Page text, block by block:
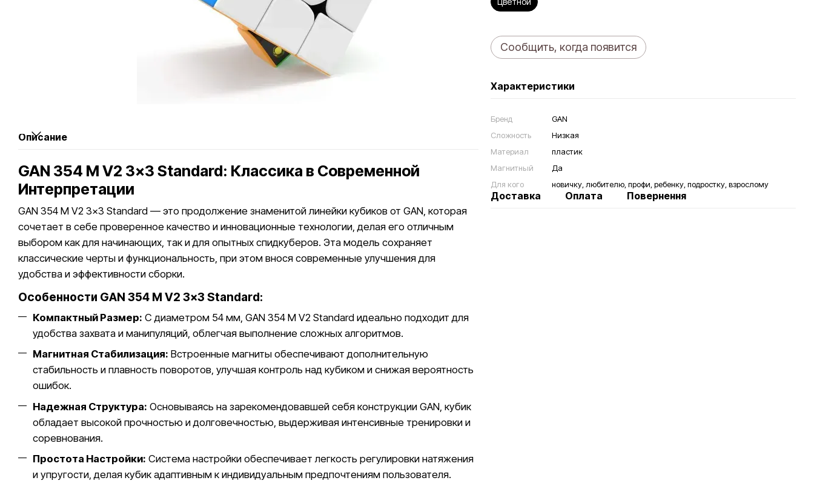
Описание
GAN 354 M V2 3x3 Standard: Классика в Современной
Интерпретации
GAN 354 M V2 3x3 Standard — это продолжение знаменитой линейки кубиков от GAN, которая
сочетает в себе проверенное качество и инновационные технологии, делая его отличным
выбором как для начинающих, так и для опытных спидкуберов. Эта модель сохраняет
классические черты и функциональность, при этом внося современные улучшения для
удобства и эффективности сборки.
Особенности GAN 354 M V2 3x3 Standard:
Компактный Размер: С диаметром 54 мм, GAN 354 M V2 Standard идеально подходит для
удобства захвата и манипуляций, облегчая выполнение сложных алгоритмов.
Магнитная Стабилизация: Встроенные магниты обеспечивают дополнительную
стабильность и плавность поворотов, улучшая контроль над кубиком и снижая вероятность
ошибок.
Надежная Структура: Основываясь на зарекомендовавшей себя конструкции GAN, кубик
обладает высокой прочностью и долговечностью, выдерживая интенсивные тренировки и
соревнования.
Простота Настройки: Система настройки обеспечивает легкость регулировки натяжения
и упругости, делая кубик адаптивным к индивидуальным предпочтениям пользователя.
Сообщить, когда появится
Характеристики
Бренд
GAN
Сложность
Низкая
Материал
пластик
Магнитный
Да
Для кого
новичку, любителю, профи, ребенку, подростку, взрослому
Доставка Оплата Повернення